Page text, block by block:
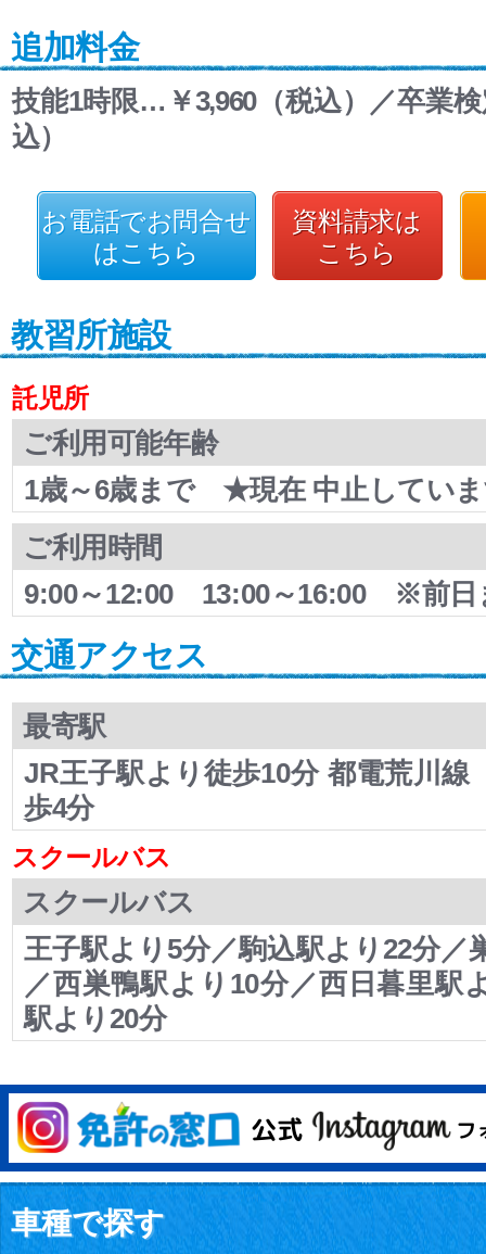
追加料金
技能1時限…￥3,960（税込）／卒業
込）
お電話でお問合せ
はこちら
資料請求は
こちら
教習所施設
託児所
ご利用可能年齢
1歳～6歳まで ★現在 中止してい
ご利用時間
9:00～12:00 13:00～16:00 ※前日
交通アクセス
最寄駅
JR王子駅より徒歩10分 都電荒川
歩4分
スクールバス
スクールバス
王子駅より5分／駒込駅より22分／
／西巣鴨駅より10分／西日暮里駅
駅より20分
車種で探す